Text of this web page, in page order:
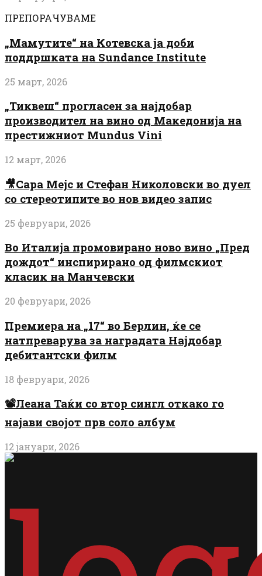
ПРЕПОРАЧУВАМЕ
„Мамутите“ на Котевска ја доби
поддршката на Sundance Institute
25 март, 2026
„Тиквеш“ прогласен за најдобар
производител на вино од Македонија на
престижниот Mundus Vini
12 март, 2026
🎥Сара Мејс и Стефан Николовски во дуел
со стереотипите во нов видео запис
25 февруари, 2026
Во Италија промовирано ново вино „Пред
дождот“ инспирирано од филмскиот
класик на Манчевски
20 февруари, 2026
Премиера на „17“ во Берлин, ќе се
натпреварува за наградата Најдобар
дебитантски филм
18 февруари, 2026
📽️Леана Таќи со втор сингл откако го
најави својот прв соло албум
12 јануари, 2026